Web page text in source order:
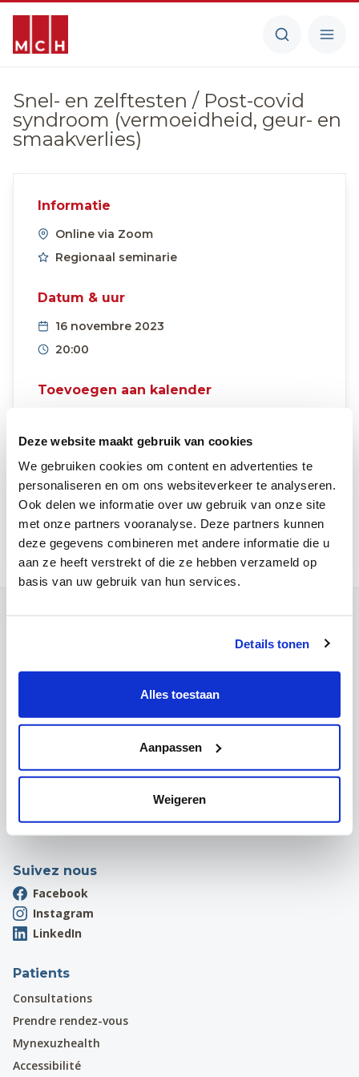
Deze website maakt gebruik van cookies
We gebruiken cookies om content en advertenties te
personaliseren en om ons websiteverkeer te analyseren.
Ook delen we informatie over uw gebruik van onze site
met onze partners vooranalyse. Deze partners kunnen
deze gegevens combineren met andere informatie die u
aan ze heeft verstrekt of die ze hebben verzameld op
basis van uw gebruik van hun services.
Details tonen
Alles toestaan
Aanpassen
Weigeren
Snel- en zelftesten / Post-covid
syndroom (vermoeidheid, geur- en
smaakverlies)
Informatie
Online via Zoom
Regionaal seminarie
Datum & uur
16 novembre 2023
20:00
Toevoegen aan kalender
Microsoft Outlook
Apple Calendar
Overige (.ics)
Inschrijven
Contact
016 31 01 00
1970 Wezembeek-Oppem
Suivez nous
Facebook
Instagram
LinkedIn
Patients
Consultations
Prendre rendez-vous
Mynexuzhealth
Accessibilité